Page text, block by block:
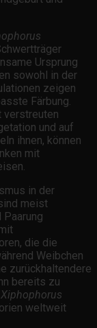
Ursprung
sowohl in der
zeigen
Färbung.
verstreuten
und auf
ihnen, können
mit
in der
meist
die die
Weibchen
zurückhaltendere
bereits zu
Xiphophorus
weltweit